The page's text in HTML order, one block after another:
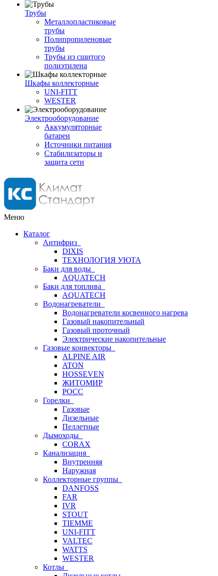
Трубы
Металлопластиковые
трубы
Полипропиленовые
трубы
Трубы из сшитого
полиэтилена
Шкафы коллекторные
UNI-FITT
WESTER
Электрооборудование
Аккумуляторные
батареи
Источники питания
Стабилизаторы и
защита сети
Меню
Каталог
Антифриз
DIXIS
ТЕХНОЛОГИЯ УЮТА
Баки для воды
AQUATECH
Баки для топлива
AQUATECH
Водонагреватели
Водонагреватели косвенного нагрева
Газовый накопительный
Газовый проточный
Электрические накопительные
Газовые конвекторы
ALPINE AIR
ATON
HOSSEVEN
ЖИТОМИР
РОСС
Горелки
Газовые
Дизельные
Пеллетные
Дымоходы
CORAX
Канализация
Внутренняя
Наружная
Коллекторные группы
DANFOSS
FAR
IVR
STOUT
TIEMME
UNI-FITT
VALTEC
WATTS
WESTER
Котлы